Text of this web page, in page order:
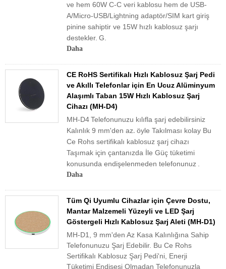
ve hem 60W C-C veri kablosu hem de USB-
A/Micro-USB/Lightning adaptör/SIM kart giriş
pinine sahiptir ve 15W hızlı kablosuz şarjı
destekler. G.
Daha
CE RoHS Sertifikalı Hızlı Kablosuz Şarj Pedi
ve Akıllı Telefonlar için En Ucuz Alüminyum
Alaşımlı Taban 15W Hızlı Kablosuz Şarj
Cihazı (MH-D4)
MH-D4Telefonunuzu kılıfla şarj edebilirsiniz
Kalınlık 9 mm'den az. öyle Takılması kolay Bu
Ce Rohs sertifikalı kablosuz şarj cihazı
Taşımak için çantanızda İle Güç tüketimi
konusunda endişelenmeden telefonunuz
Daha
Tüm Qi Uyumlu Cihazlar için Çevre Dostu,
Mantar Malzemeli Yüzeyli ve LED Şarj
Göstergeli Hızlı Kablosuz Şarj Aleti (MH-D1)
MH-D1, 9 mm'den Az Kasa Kalınlığına Sahip
Telefonunuzu Şarj Edebilir. Bu Ce Rohs
Sertifikalı Kablosuz Şarj Pedi'ni, Enerji
Tüketimi Endişesi Olmadan Telefonunuzla